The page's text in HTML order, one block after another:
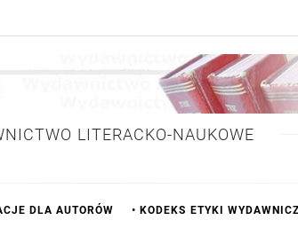
LITERACKO-NAUKOWE
DLA AUTORÓW • KODEKS ETYKI